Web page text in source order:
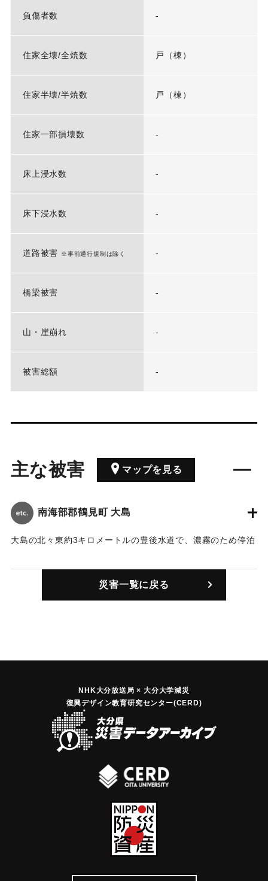
負傷者数 -
住家全壊/全焼数 戸（棟）
住家半壊/半焼数 戸（棟）
住家一部損壊数 -
床上浸水数 -
床下浸水数 -
道路被害 ※事前通行規制は除く -
橋梁被害 -
山・崖崩れ -
被害総額 -
主な被害 マップを見る
南海部郡鶴見町 大島
大島の北々東約3キロメートルの豊後水道で、濃霧のため停泊
（1522トン、15人乗り組み、乗客43人）にタイ船籍の貨物船
「ジャハ・フアンシリ」（6582トン、34人乗り組み）が衝
突、「さいき」の左舷後部にV字型の穴があいた。この事故で
災害一覧に戻る
NHK大分放送局 × 大分大学減災
復興デザイン教育研究センター(CERD)